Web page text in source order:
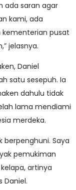
ada saran agar
kami, ada
kementerian pusat
jelasnya.
Daniel
satu sesepuh. Ia
dahulu tidak
lama mendiami
merdeka.
berpenghuni. Saya
pemukiman
artinya
Daniel.